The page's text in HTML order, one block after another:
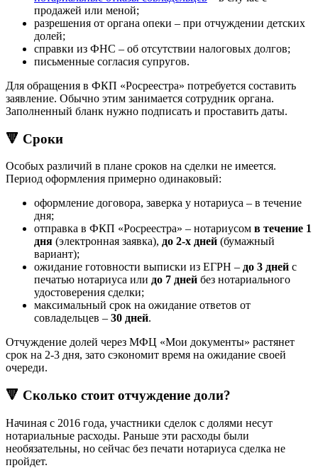
продажей или меной;
разрешения от органа опеки – при отчуждении детских
долей;
справки из ФНС – об отсутствии налоговых долгов;
письменные согласия супругов.
Для обращения в ФКП «Росреестра» потребуется составить
заявление. Обычно этим занимается сотрудник органа.
Заполненный бланк нужно подписать и проставить даты.
🔻 Сроки
Особых различий в плане сроков на сделки не имеется.
Период оформления примерно одинаковый:
оформление договора, заверка у нотариуса – в течение
дня;
отправка в ФКП «Росреестра» – нотариусом в течение 1
дня (электронная заявка), до 2-х дней (бумажный
вариант);
ожидание готовности выписки из ЕГРН – до 3 дней с
печатью нотариуса или до 7 дней без нотариального
удостоверения сделки;
максимальный срок на ожидание ответов от
совладельцев – 30 дней.
Отчуждение долей через МФЦ «Мои документы» растянет
срок на 2-3 дня, зато сэкономит время на ожидание своей
очереди.
🔻 Сколько стоит отчуждение доли?
Начиная с 2016 года, участники сделок с долями несут
нотариальные расходы. Раньше эти расходы были
необязательны, но сейчас без печати нотариуса сделка не
пройдет.